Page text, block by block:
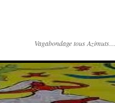
Vagabondage tous Azimuts…